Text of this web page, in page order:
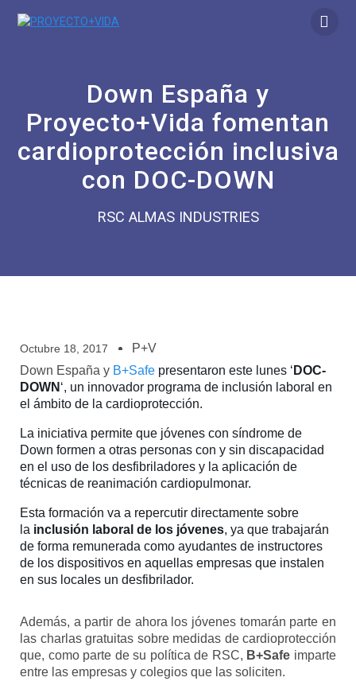
Down España y
Proyecto+Vida fomentan
cardioprotección inclusiva
con DOC-DOWN
RSC ALMAS INDUSTRIES
Octubre 18, 2017
P+V
Down España y B+Safe presentaron este lunes ‘ DOC-
DOWN ‘, un innovador programa de inclusión laboral en
el ámbito de la cardioprotección.
La iniciativa permite que jóvenes con síndrome de
Down formen a otras personas con y sin discapacidad
en el uso de los desfibriladores y la aplicación de
técnicas de reanimación cardiopulmonar.
Esta formación va a repercutir directamente sobre
la inclusión laboral de los jóvenes, ya que trabajarán
de forma remunerada como ayudantes de instructores
de los dispositivos en aquellas empresas que instalen
en sus locales un desfibrilador.
Además, a partir de ahora los jóvenes tomarán parte en
las charlas gratuitas sobre medidas de cardioprotección
que, como parte de su política de RSC, B+Safe imparte
entre las empresas y colegios que las soliciten.